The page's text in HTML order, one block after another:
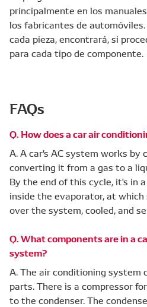
principalmente en los
los fabricantes de automóviles.
cada pieza, encontrará, si
para cada tipo de componente.
FAQs
Q. How does a car air
A. A car's AC system works by
converting it from a gas to a
By the end of this cycle, it's in
inside the evaporator, at
over the system, cooled, and
Q. What components are in a
system?
A. The air conditioning system
parts. There is a compressor
to the condenser. The